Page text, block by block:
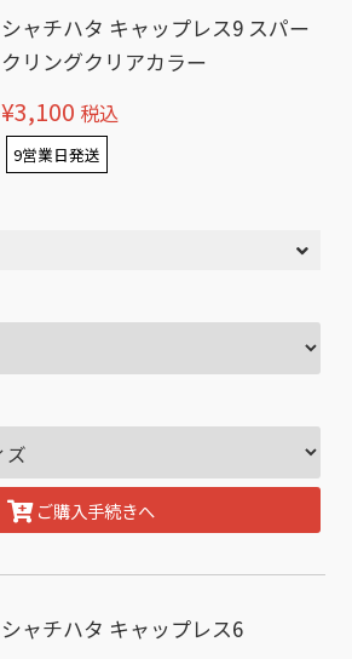
シャチハタ キャップレス9 スパー
クリングクリアカラー
¥3,100 税込
9営業日発送
ご購入手続きへ
シャチハタ キャップレス6